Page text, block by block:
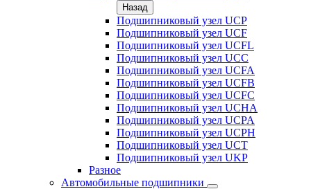
Назад
Подшипниковый узел UCP
Подшипниковый узел UCF
Подшипниковый узел UCFL
Подшипниковый узел UCC
Подшипниковый узел UCFA
Подшипниковый узел UCFB
Подшипниковый узел UCFC
Подшипниковый узел UCHA
Подшипниковый узел UCPA
Подшипниковый узел UCPH
Подшипниковый узел UCT
Подшипниковый узел UKP
Разное
Автомобильные подшипники